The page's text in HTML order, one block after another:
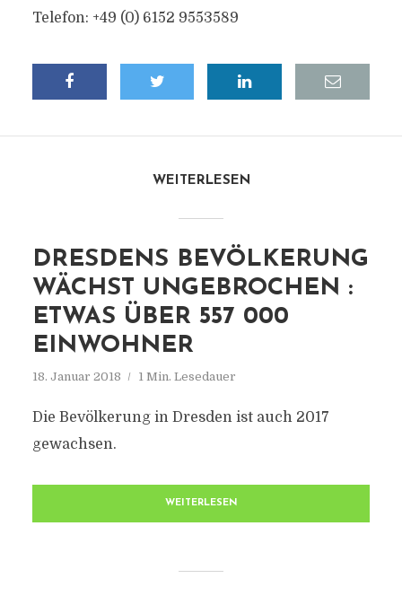
Telefon: +49 (0) 6152 9553589
WEITERLESEN
DRESDENS BEVÖLKERUNG
WÄCHST UNGEBROCHEN :
ETWAS ÜBER 557 000
EINWOHNER
18. Januar 2018 1 Min. Lesedauer
Die Bevölkerung in Dresden ist auch 2017
gewachsen.
WEITERLESEN